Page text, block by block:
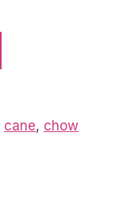
cane, chow